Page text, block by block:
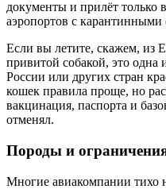
документы и прилёт только
аэропортов с
Если вы летите, скажем, из
привитой собакой, это одна
России или других стран
кошек правила проще, но
вакцинация, паспорта и
отменял.
Породы и
Многие авиакомпании тихо